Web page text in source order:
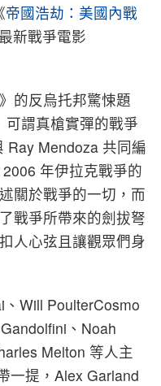
帝國浩劫：美國內戰
新戰爭電影
的反烏托邦驚悚題
謂真槍實彈的戰爭
Ray Mendoza 共同編
年伊拉克戰爭的
關於戰爭的一切，而
戰爭所帶來的劍拔弩
人心弦且讓觀眾們身
、Will PoulterCosmo
、Noah
Melton 等人主
一提，Alex Garland